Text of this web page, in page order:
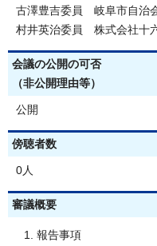
古澤豊吉委員 岐阜市自治
村井英治委員 株式会社十
会議の公開の可否
（非公開理由等）
公開
傍聴者数
0人
審議概要
報告事項